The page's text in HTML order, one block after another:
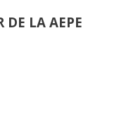
DE LA AEPE